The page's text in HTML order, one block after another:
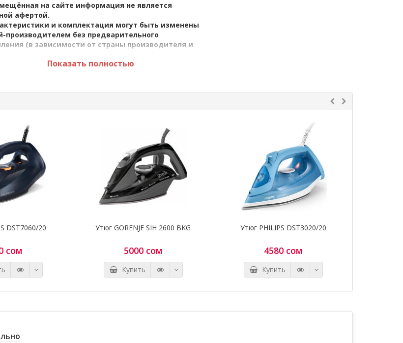
на сайте информация не является
афертой.
и комплектация могут быть изменены
производителем без предварительного
(в зависимости от страны производителя и
консультантами.
kupi.kg@mail.ruлибо по тел.:0775 97 16 49, 0700 97
Показать полностью
DST7060/20
сом
Утюг GORENJE SIH 2600 BKG
5000 сом
Купить
Утюг PHILIPS DST3020/20
4580 сом
Купить